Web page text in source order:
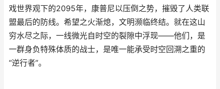
戏世界观下的2095年，康普尼以压倒之势，摧毁了人类联
盟最后的防线。希望之火渐熄，文明濒临终结。就在这山
穷水尽之际，一线微光自时空的裂隙中浮现——他们，是
一群身负特殊体质的战士，是唯一能承受时空回溯之重的
“逆行者”。